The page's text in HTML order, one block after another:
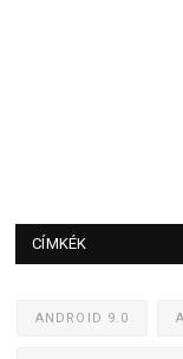
CÍMKÉK
ANDROID 9.0